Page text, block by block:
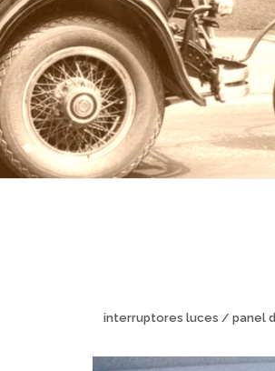
interruptores luces / panel